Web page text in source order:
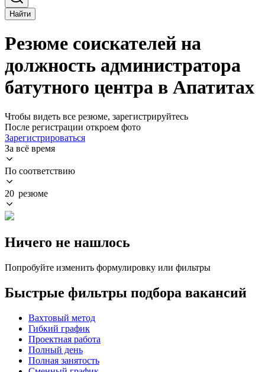
Найти
Резюме соискателей на
должность администратора
батутного центра в Апатитах
Чтобы видеть все резюме, зарегистрируйтесь
После регистрации откроем фото
Зарегистрироваться
За всё время
По соответствию
20 резюме
Ничего не нашлось
Попробуйте изменить формулировку или фильтры
Быстрые фильтры подбора вакансий
Вахтовый метод
Гибкий график
Проектная работа
Полный день
Полная занятость